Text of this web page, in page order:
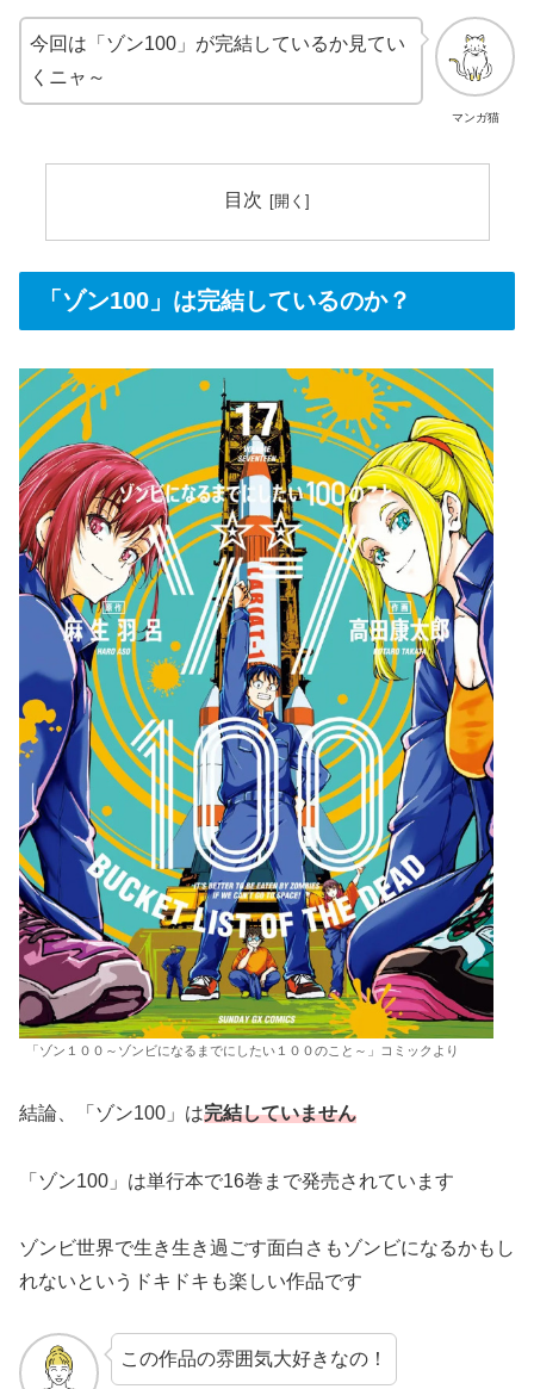
マンガ猫
今回は「ゾン100」が完結しているか見てい
くニャ～
目次
「ゾン100」は完結しているのか？
「ゾン１００～ゾンビになるまでにしたい１００のこと～」コミックより
結論、「ゾン100」は完結していません
「ゾン100」は単行本で16巻まで発売されています
ゾンビ世界で生き生き過ごす面白さもゾンビになるかもし
れないというドキドキも楽しい作品です
この作品の雰囲気大好きなの！